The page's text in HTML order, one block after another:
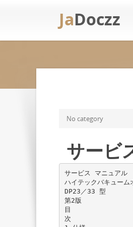
JaDoczz
No category
サービ
サービス マニュアル
ハイテックバキューム
DP23／33 型
第2版
目
次